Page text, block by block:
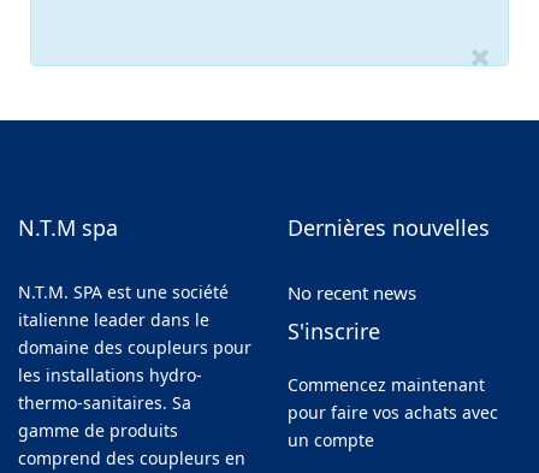
N.T.M spa
N.T.M. SPA est une société
italienne leader dans le
domaine des coupleurs pour
les installations hydro-
thermo-sanitaires. Sa
gamme de produits
comprend des coupleurs en
Dernières nouvelles
No recent news
S'inscrire
Commencez maintenant
pour faire vos achats avec
un compte